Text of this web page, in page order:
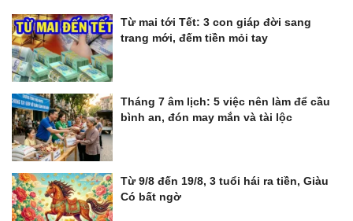
Từ mai tới Tết: 3 con giáp đời sang
trang mới, đếm tiền mỏi tay
Tháng 7 âm lịch: 5 việc nên làm để cầu
bình an, đón may mắn và tài lộc
Từ 9/8 đến 19/8, 3 tuổi hái ra tiền, Giàu
Có bất ngờ